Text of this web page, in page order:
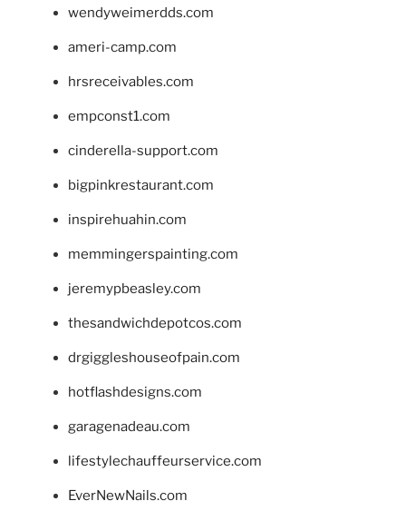
wendyweimerdds.com
ameri-camp.com
hrsreceivables.com
empconst1.com
cinderella-support.com
bigpinkrestaurant.com
inspirehuahin.com
memmingerspainting.com
jeremypbeasley.com
thesandwichdepotcos.com
drgiggleshouseofpain.com
hotflashdesigns.com
garagenadeau.com
lifestylechauffeurservice.com
EverNewNails.com